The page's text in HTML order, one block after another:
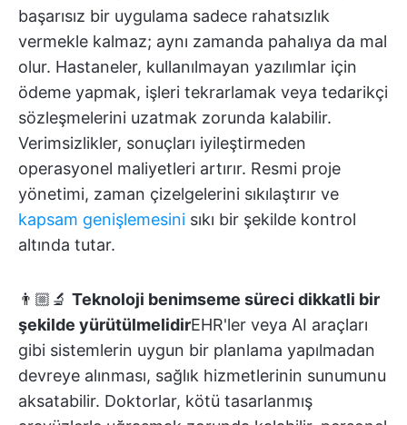
başarısız bir uygulama sadece rahatsızlık
vermekle kalmaz; aynı zamanda pahalıya da mal
olur. Hastaneler, kullanılmayan yazılımlar için
ödeme yapmak, işleri tekrarlamak veya tedarikçi
sözleşmelerini uzatmak zorunda kalabilir.
Verimsizlikler, sonuçları iyileştirmeden
operasyonel maliyetleri artırır. Resmi proje
yönetimi, zaman çizelgelerini sıkılaştırır ve
kapsam genişlemesini sıkı bir şekilde kontrol
altında tutar.
👨🏼‍🔬 Teknoloji benimseme süreci dikkatli bir
şekilde yürütülmelidirEHR'ler veya AI araçları
gibi sistemlerin uygun bir planlama yapılmadan
devreye alınması, sağlık hizmetlerinin sunumunu
aksatabilir. Doktorlar, kötü tasarlanmış